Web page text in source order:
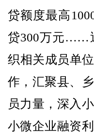
贷额度最高
贷300万元……
织相关成员单
作，汇聚县、
员力量，深入
小微企业融资